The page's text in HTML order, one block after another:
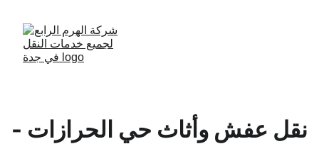
نقل عفش وأثاث حي الحرازات -